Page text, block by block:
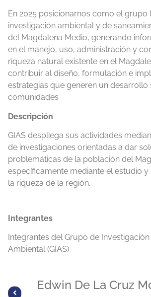
En 2025 posicionarnos como el grupo
investigación ambiental y de
del Magdalena Medio, generando
en el manejo, uso, administración y
riqueza natural existente en el
contribuir al diseño, formulación e
estrategias que generen un desarrollo
comunidades
Descripción
GIAS despliega sus actividades
de investigaciones orientadas a dar
problemáticas de la población del
específicamente mediante el estudio
la riqueza de la región.
Integrantes
Integrantes del Grupo de Investigación
Ambiental (GIAS)
Edwin De La Cruz